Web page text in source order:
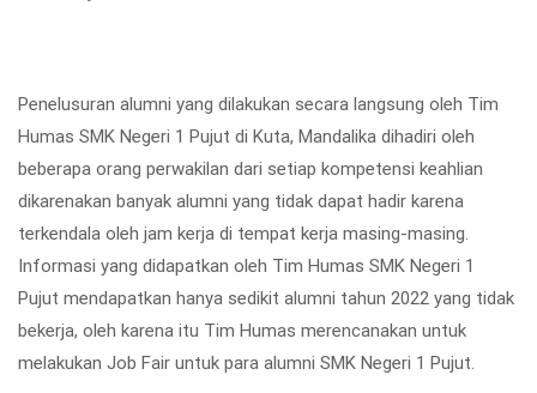
Penelusuran alumni yang dilakukan secara langsung oleh Tim
Humas SMK Negeri 1 Pujut di Kuta, Mandalika dihadiri oleh
beberapa orang perwakilan dari setiap kompetensi keahlian
dikarenakan banyak alumni yang tidak dapat hadir karena
terkendala oleh jam kerja di tempat kerja masing-masing.
Informasi yang didapatkan oleh Tim Humas SMK Negeri 1
Pujut mendapatkan hanya sedikit alumni tahun 2022 yang tidak
bekerja, oleh karena itu Tim Humas merencanakan untuk
melakukan Job Fair untuk para alumni SMK Negeri 1 Pujut.